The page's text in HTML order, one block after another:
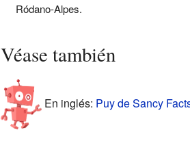
Ródano-Alpes.
Véase también
En inglés: Puy de Sancy